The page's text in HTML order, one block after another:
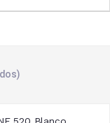
520 Blanco